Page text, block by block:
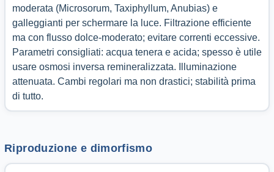
moderata (Microsorum, Taxiphyllum, Anubias) e
galleggianti per schermare la luce. Filtrazione efficiente
ma con flusso dolce-moderato; evitare correnti eccessive.
Parametri consigliati: acqua tenera e acida; spesso è utile
usare osmosi inversa remineralizzata. Illuminazione
attenuata. Cambi regolari ma non drastici; stabilità prima
di tutto.
Riproduzione e dimorfismo